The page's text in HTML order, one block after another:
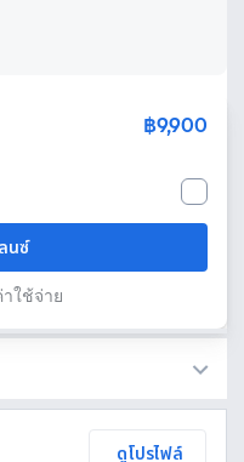
฿9,900
นซ์
ใช้จ่าย
ดูโปรไฟล์